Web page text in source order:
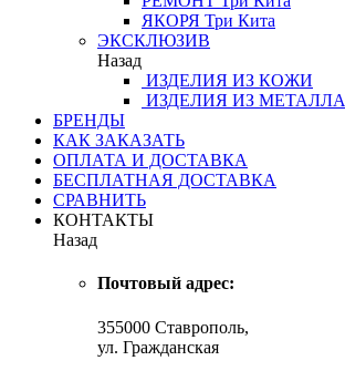
ЯКОРЯ Три Кита
ЭКСКЛЮЗИВ
Назад
ИЗДЕЛИЯ ИЗ КОЖИ
ИЗДЕЛИЯ ИЗ МЕТАЛЛА
БРЕНДЫ
КАК ЗАКАЗАТЬ
ОПЛАТА И ДОСТАВКА
БЕСПЛАТНАЯ ДОСТАВКА
СРАВНИТЬ
КОНТАКТЫ
Назад
Почтовый адрес:
355000 Ставрополь,
ул. Гражданская